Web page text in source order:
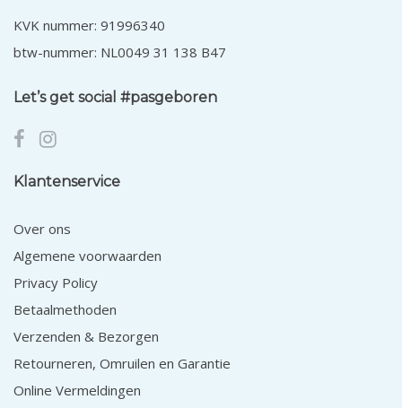
KVK nummer: 91996340
btw-nummer: NL0049 31 138 B47
Let’s get social #pasgeboren
Klantenservice
Over ons
Algemene voorwaarden
Privacy Policy
Betaalmethoden
Verzenden & Bezorgen
Retourneren, Omruilen en Garantie
Online Vermeldingen